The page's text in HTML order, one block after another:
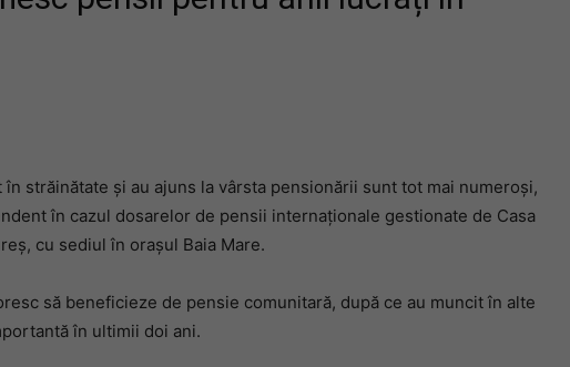
românului
străinătate și au ajuns la vârsta pensionării sunt tot mai numeroși,
în cazul dosarelor de pensii internaționale gestionate de Casa
cu sediul în orașul Baia Mare.
să beneficieze de pensie comunitară, după ce au muncit în alte
în ultimii doi ani.